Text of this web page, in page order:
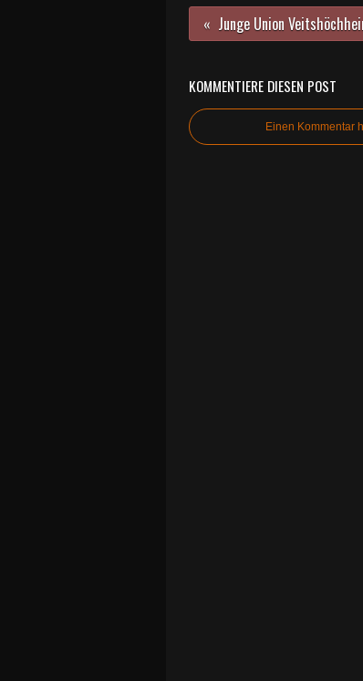
KOMMENTIERE DIESEN POST
Einen Kommentar